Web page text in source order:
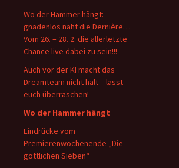
Wo der Hammer hängt:
gnadenlos naht die Dernière…
Vom 26. – 28. 2. die allerletzte
Chance live dabei zu sein!!!
Auch vor der KI macht das
Dreamteam nicht halt – lasst
euch überraschen!
Wo der Hammer hängt
Eindrücke vom
Premierenwochenende „Die
göttlichen Sieben“